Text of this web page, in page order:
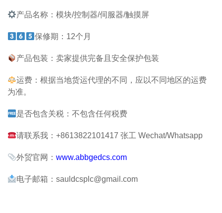
产品名称：模块/控制器/伺服器/触摸屏
保修期：12个月
产品包装：卖家提供完备且安全保护包装
运费：根据当地货运代理的不同，应以不同地区的运费
为准。
是否包含关税：不包含任何税费
请联系我：+8613822101417 张工 Wechat/Whatsapp
外贸官网：www.abbgedcs.com
电子邮箱：sauldcsplc@gmail.com